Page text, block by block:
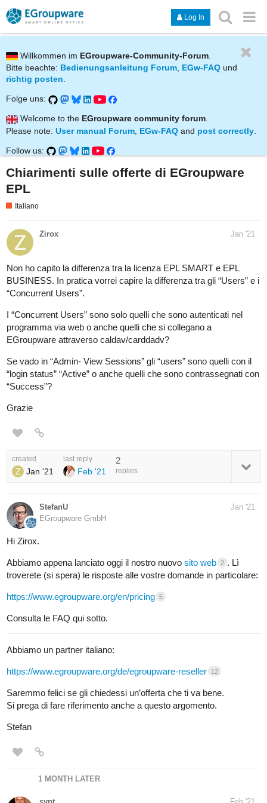
Log In
Willkommen im EGroupware-Community-Forum
Bitte beachte: Bedienungsanleitung Forum, EGw-FAQ und
richtig posten.
Folge uns:
Welcome to the EGroupware community forum.
Please note: User manual Forum EGw-FAQ and post correctly
Follow us:
Chiarimenti sulle offerte di EGroupware
EPL
Italiano
Zirox Jan '21
Non ho capito la differenza tra la licenza EPL SMART e EPL
BUSINESS. In pratica vorrei capire la differenza tra gli “Users” e i
“Concurrent Users”.
I “Concurrent Users” sono solo quelli che sono autenticati nel
programma via web o anche quelli che si collegano a
EGroupware attraverso caldav/carddadv?
Se vado in “Admin- View Sessions” gli “users” sono quelli con il
“login status” “Active” o anche quelli che sono contrassegnati con
“Success”?
Grazie
created
Jan '21
last reply
Feb '21
2
replies
StefanU
EGroupware GmbH
Jan '21
Hi Zirox.
Abbiamo appena lanciato oggi il nostro nuovo sito web 2 . Lì
troverete (si spera) le risposte alle vostre domande in particolare:
https://www.egroupware.org/en/pricing 5
Consulta le FAQ qui sotto.
Abbiamo un partner italiano:
https://www.egroupware.org/de/egroupware-reseller 12
Saremmo felici se gli chiedessi un’offerta che ti va bene.
Si prega di fare riferimento anche a questo argomento.
Stefan
1 MONTH LATER